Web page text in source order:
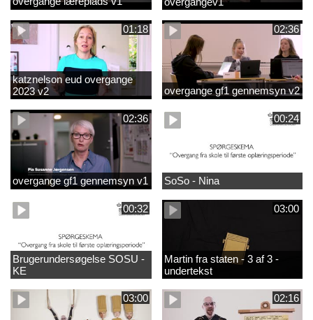
01:18
katznelson eud overgange
2023 v2
02:36
overgange gf1 gennemsyn v2
02:36
overgange gf1 gennemsyn v1
00:24
SoSo - Nina
00:32
Brugerundersøgelse SOSU -
KE
03:00
Martin fra staten - 3 af 3 -
undertekst
03:00 02:16